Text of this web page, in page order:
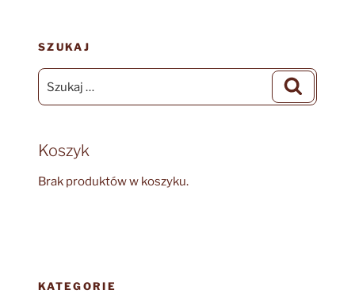
SZUKAJ
Szukaj:
Koszyk
Brak produktów w koszyku.
KATEGORIE